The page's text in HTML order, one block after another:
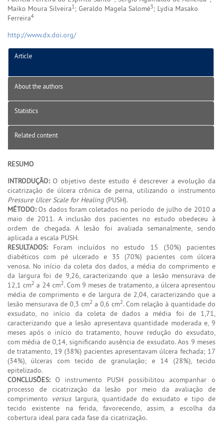
Maiko Moura Silveira1; Geraldo Magela Salomé3; Lydia Masako
Ferreira4
http://www.dx.doi.org/
Article
About the authors
Statistics
Related content
RESUMO
INTRODUÇÃO:O objetivo deste estudo é descrever a evolução da
cicatrização de úlcera crônica de perna, utilizando o instrumento
Pressure Ulcer Scale for Healing (PUSH).
MÉTODO:Os dados foram coletados no período de julho de 2010 a
maio de 2011. A inclusão dos pacientes no estudo obedeceu à
ordem de chegada. A lesão foi avaliada semanalmente, sendo
aplicada a escala PUSH.
RESULTADOS:Foram incluídos no estudo 15 (30%) pacientes
diabéticos com pé ulcerado e 35 (70%) pacientes com úlcera
venosa. No início da coleta dos dados, a média do comprimento e
da largura foi de 9,26, caracterizando que a lesão mensurava de
12,1 cm2 a 24 cm2. Com 9 meses de tratamento, a úlcera apresentou
média de comprimento e de largura de 2,04, caracterizando que a
lesão mensurava de 0,3 cm2 a 0,6 cm2. Com relação à quantidade do
exsudato, no início da coleta de dados a média foi de 1,71,
caracterizando que a lesão apresentava quantidade moderada e, 9
meses após o início do tratamento, houve redução do exsudato,
com média de 0,14, significando ausência de exsudato. Aos 9 meses
de tratamento, 19 (38%) pacientes apresentavam úlcera fechada; 17
(34%), úlceras com tecido de granulação; e 14 (28%), tecido
epitelizado.
CONCLUSÕES:O instrumento PUSH possibilitou acompanhar o
processo de cicatrização da lesão por meio da avaliação de
comprimento
versuslargura, quantidade do exsudato e tipo de
tecido existente na ferida, favorecendo, assim, a escolha da
cobertura ideal para cada fase da cicatrização.